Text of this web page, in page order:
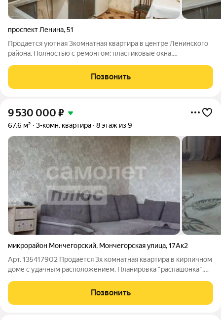
проспект Ленина,51
Продается уютная 3комнатная квартира в центре Ленинского
района. Полностью с ремонтом: пластиковые окна,
Позвонить
9 530 000 ₽
67,6 м² 3-комн. квартира 8 этаж из 9
микрорайон Мончегорский, Мончегорская улица,17Ак2
Арт. 135417902 Продается 3х комнатная квартира в кирпичном
доме с удачным расположением. Плaниpoвкa "рacпaшонкa".
квартире уcтанoвлeны плаcтикoвые окнa. Caнузел рaздельный
в кафeле. Имеется
Позвонить